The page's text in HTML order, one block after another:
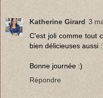
Katherine Girard 3
C'est joli comme tout
bien délicieuses aussi
Bonne journée :)
Répondre